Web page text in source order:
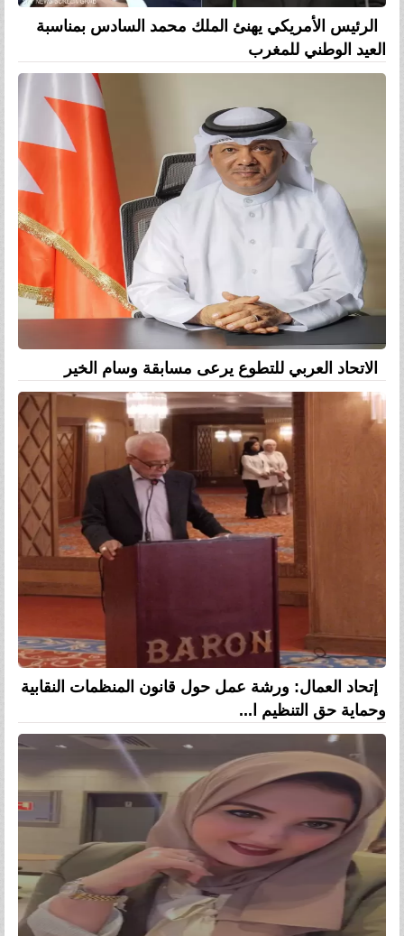
الرئيس الأمريكي يهنئ الملك محمد السادس بمناسبة
العيد الوطني للمغرب
الاتحاد العربي للتطوع يرعى مسابقة وسام الخير
إتحاد العمال: ورشة عمل حول قانون المنظمات النقابية
وحماية حق التنظيم ا...